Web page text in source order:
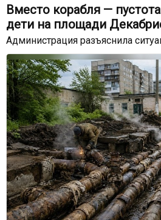
Вместо корабля —
дети на площади
Администрация разъяснила